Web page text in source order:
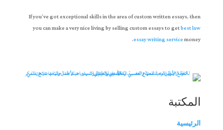
If you’ve got exceptional skills in the area of custom written essays, then
you can make a very nice living by selling custom essays to getbest law
essay writing servicemoney.
المكتبة
الرئيسية